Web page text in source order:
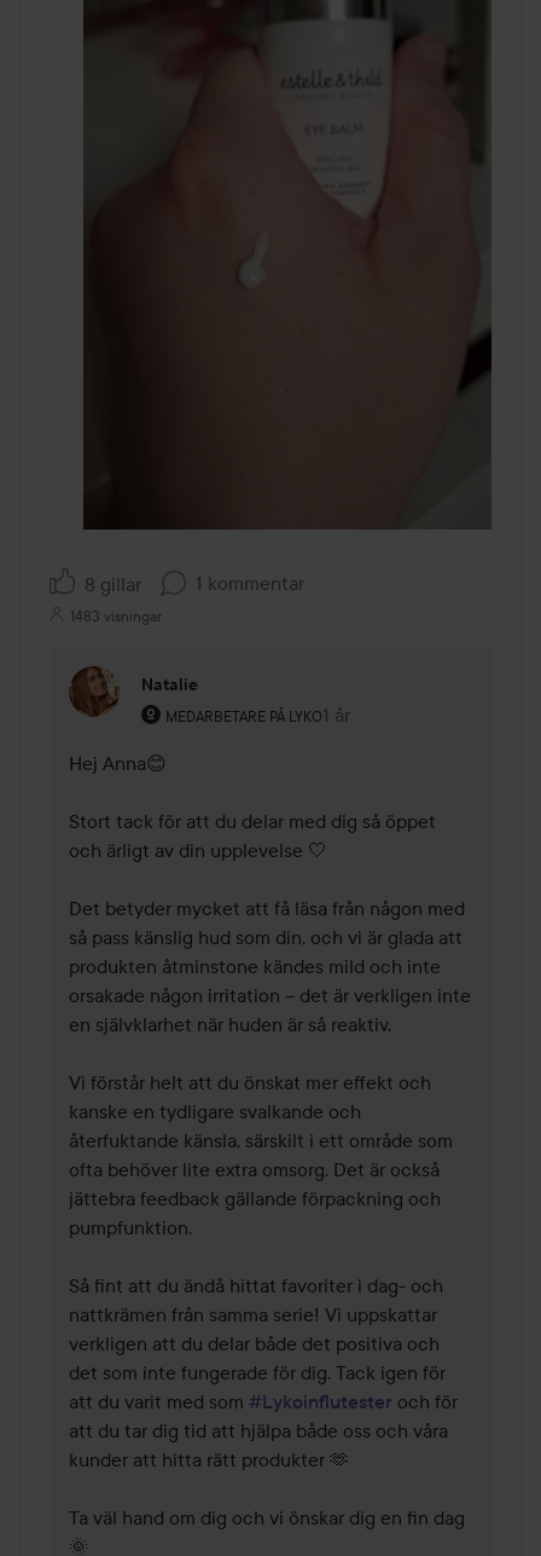
8 gillar 1 kommentar
1483 visningar
Natalie
MEDARBETARE PÅ LYKO
Användarens roll: Medarbetare på Lyko.
1 år
Kommentaren lades 1 år
Hej Anna😊
Stort tack för att du delar med dig så öppet
och ärligt av din upplevelse 🤍
Det betyder mycket att få läsa från någon med
så pass känslig hud som din, och vi är glada att
produkten åtminstone kändes mild och inte
orsakade någon irritation – det är verkligen inte
en självklarhet när huden är så reaktiv.
Vi förstår helt att du önskat mer effekt och
kanske en tydligare svalkande och
återfuktande känsla, särskilt i ett område som
ofta behöver lite extra omsorg. Det är också
jättebra feedback gällande förpackning och
pumpfunktion.
Så fint att du ändå hittat favoriter i dag- och
nattkrämen från samma serie! Vi uppskattar
verkligen att du delar både det positiva och
det som inte fungerade för dig. Tack igen för
att du varit med som #Lykoinflutester och för
att du tar dig tid att hjälpa både oss och våra
kunder att hitta rätt produkter 🫶
Ta väl hand om dig och vi önskar dig en fin dag
🌞